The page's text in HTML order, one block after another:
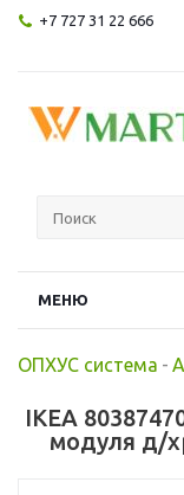
+7 727 31 22 666
МЕНЮ
ОПХУС система -
IKEA
модуля д/